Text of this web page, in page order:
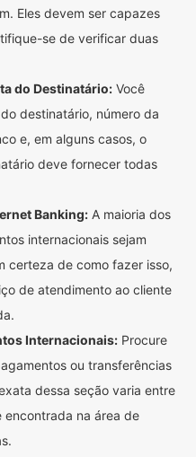
Eles devem ser capazes
se de verificar duas
do Destinatário: Você
destinatário, número da
e, em alguns casos, o
deve fornecer todas
Banking: A maioria dos
internacionais sejam
certeza de como fazer isso,
de atendimento ao cliente
Internacionais: Procure
ou transferências
dessa seção varia entre
encontrada na área de